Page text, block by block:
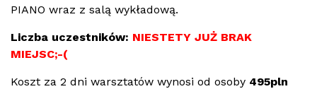
PIANO wraz z salą wykładową.
Liczba uczestników: NIESTETY JUŻ BRAK
MIEJSC;-(
Koszt za 2 dni warsztatów wynosi od osoby 495pln